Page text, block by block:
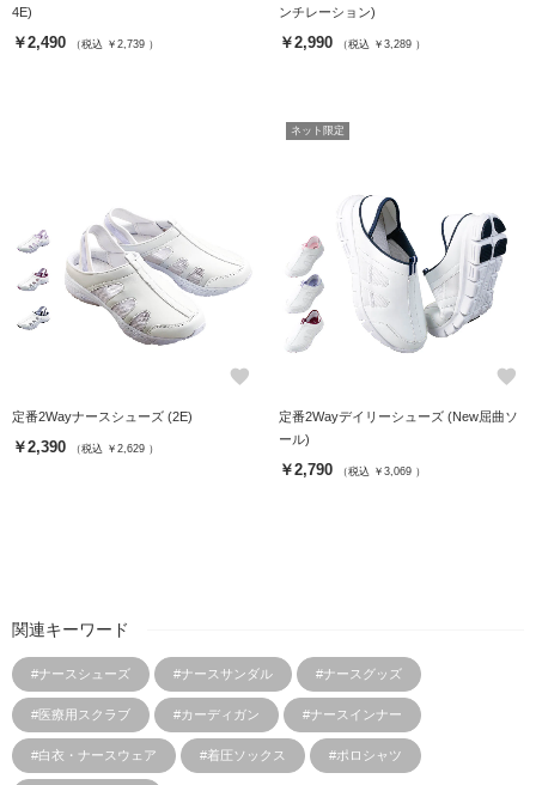
4E)
￥2,490 （税込 ￥2,739 ）
ンチレーション)
￥2,990 （税込 ￥3,289 ）
favorite
定番2Wayナースシューズ (2E)
￥2,390 （税込 ￥2,629 ）
ネット限定
favorite
定番2Wayデイリーシューズ (New屈曲ソ
ール)
￥2,790 （税込 ￥3,069 ）
関連キーワード
#ナースシューズ #ナースサンダル #ナースグッズ
#医療用スクラブ #カーディガン #ナースインナー
#白衣・ナースウェア #着圧ソックス #ポロシャツ